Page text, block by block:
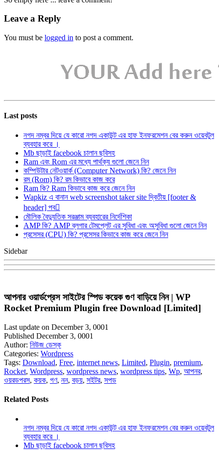
Leave a Reply
You must be logged in to post a comment.
Last posts
নগদ নম্বর দিয়ে যে কারো নগদ একাউন্ট এর হাফ ইনফরমেশন বের করুন ওয়েবটুল
ব্যবহার করে ।
Mb ছাড়াই facebook চালান ছবিসহ
Ram এবং Rom এর মধ্যে পার্থক্য গুলো জেনে নিন
কম্পিউটার নেটওয়ার্ক (Computer Network) কি? জেনে নিন
রম (Rom) কি? রম কিভাবে কাজ করে
Ram কি? Ram কিভাবে কাজ করে জেনে নিন
Wapkiz এ বানান web screenshot taker site দ্বিতীয় [footer &
header] পব
মৌলিক বৈদ্যুতিক সরঞ্জাম ব্যবহারের নির্দেশিকা
AMP কি? AMP ব্লগার টেমপ্লেট এর সুবিধা এবং অসুবিধা গুলো জেনে নিন
প্রসেসর (CPU) কি? প্রসেসর কিভাবে কাজ করে জেনে নিন
Sidebar
আপনার ওয়ার্ডপ্রেস সাইটের স্পিড কয়েক গুণ বাড়িয়ে নিন | WP
Rocket Premium Plugin free Download [Limited]
Last update on December 3, 0001
Published December 3, 0001
Author: নিউজ ডেস্ক
Categories: Wordpress
Tags: Download, Free, internet news, Limited, Plugin, premium,
Rocket, Wordpress, wordpress news, wordpress tips, Wp, আপনর,
ওয়রডপরস, কয়ক, গণ, নন, বড়য়, সইটর, সপড
Related Posts
নগদ নম্বর দিয়ে যে কারো নগদ একাউন্ট এর হাফ ইনফরমেশন বের করুন ওয়েবটুল
ব্যবহার করে ।
Mb ছাড়াই facebook চালান ছবিসহ